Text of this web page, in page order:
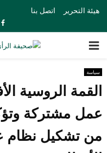
هيئة التحرير اتصل بنا
PRIMARY
MENU
سياسة
القمة الروسية
عمل مشتركة
من تشكيل نظام